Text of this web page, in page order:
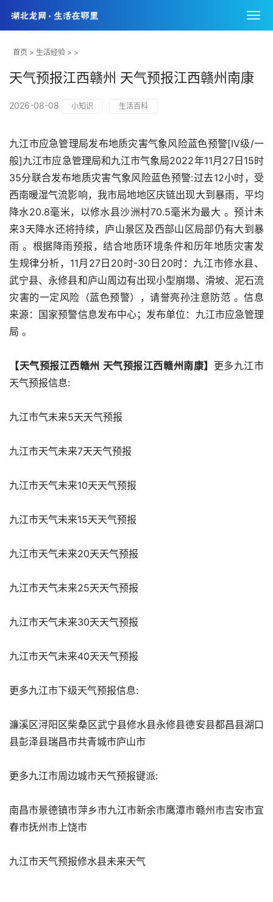
首页 > 生活经验 > >
天气预报江西赣州 天气预报江西赣州南康
2026-08-08 小知识 生活百科
九江市应急管理局发布地质灾害气象风险蓝色预警[IV级/一
般]九江市应急管理局和九江市气象局2022年11月27日15时
35分联合发布地质灾害气象风险蓝色预警:过去12小时，受
西南暖湿气流影响，我市局地地区庆链出现大到暴雨，平均
降水20.8毫米，以修水县沙洲村70.5毫米为最大 。预计未
来3天降水还将持续，庐山景区及西部山区局部仍有大到暴
雨 。根据降雨预报，结合地质环境条件和历年地质灾害发
生规律分析，11月27日20时-30日20时：九江市修水县、
武宁县、永修县和庐山周边有出现小型崩塌、滑坡、泥石流
灾害的一定风险（蓝色预警），请誉亮孙注意防范 。信息
来源：国家预警信息发布中心；发布单位：九江市应急管理
局 。
【天气预报江西赣州 天气预报江西赣州南康】 更多九江市
天气预报信息:
九江市气未来5天天气预报
九江市天气未来7天天气预报
九江市天气未来10天天气预报
九江市天气未来15天天气预报
九江市天气未来20天天气预报
九江市天气未来25天天气预报
九江市天气未来30天天气预报
九江市天气未来40天天气预报
更多九江市下级天气预报信息:
濂溪区浔阳区柴桑区武宁县修水县永修县德安县都昌县湖口
县彭泽县瑞昌市共青城市庐山市
更多九江市周边城市天气预报键派:
南昌市景德镇市萍乡市九江市新余市鹰潭市赣州市吉安市宜
春市抚州市上饶市
九江市天气预报修水县未来天气